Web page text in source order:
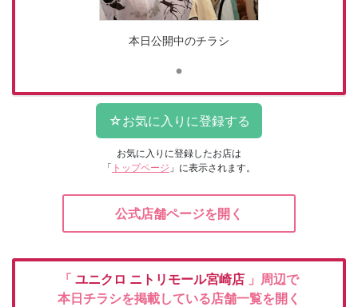
本日公開中のチラシ
お気に入りに登録したお店は
「 トップページ 」に表示されます。
公式店舗ページを開く
「 ユニクロ ニトリモール宮崎店 」周辺で
本日チラシを掲載している店舗一覧を開く